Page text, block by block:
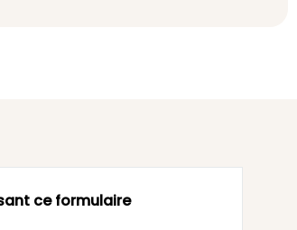
ce formulaire